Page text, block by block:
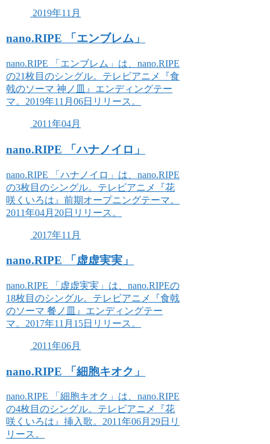
2019年11月
nano.RIPE 「エンブレム」
nano.RIPE 「エンブレム」は、nano.RIPE
の21枚目のシングル。テレビアニメ『食
戟のソーマ 神ノ皿』エンディングテー
マ。2019年11月06日リリース。
2011年04月
nano.RIPE 「ハナノイロ」
nano.RIPE 「ハナノイロ」は、nano.RIPE
の3枚目のシングル。テレビアニメ『花
咲くいろは』前期オープニングテーマ。
2011年04月20日リリース。
2017年11月
nano.RIPE 「虚虚実実」
nano.RIPE 「虚虚実実」は、nano.RIPEの
18枚目のシングル。テレビアニメ『食戟
のソーマ 餐ノ皿』エンディングテー
マ。2017年11月15日リリース。
2011年06月
nano.RIPE 「細胞キオク」
nano.RIPE 「細胞キオク」は、nano.RIPE
の4枚目のシングル。テレビアニメ『花
咲くいろは』挿入歌。2011年06月29日リ
リース。